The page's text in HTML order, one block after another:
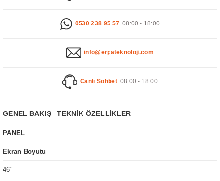
0530 238 95 57 08:00 - 18:00
info@erpateknoloji.com
Canlı Sohbet 08:00 - 18:00
GENEL BAKIŞ TEKNİK ÖZELLİKLER
PANEL
Ekran Boyutu
46"